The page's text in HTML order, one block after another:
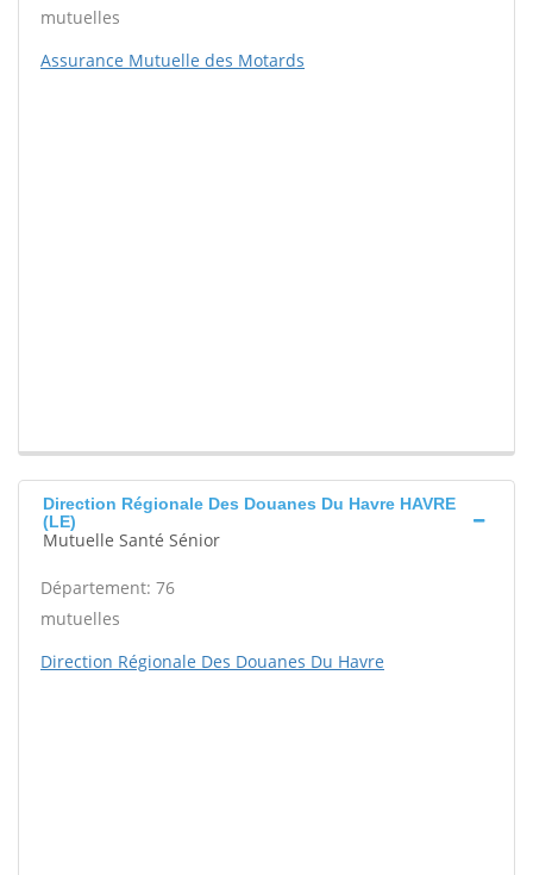
mutuelles
Assurance Mutuelle des Motards
Direction Régionale Des Douanes Du Havre HAVRE
(LE)
Mutuelle Santé Sénior
Département: 76
mutuelles
Direction Régionale Des Douanes Du Havre